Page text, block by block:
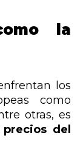
la
los
como
otras, es
del